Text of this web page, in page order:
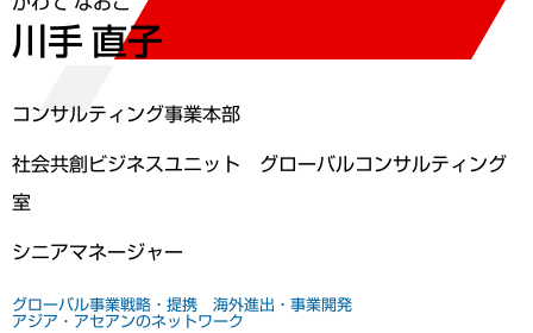
川手 直子
コンサルティング事業本部
社会共創ビジネスユニット グローバルコンサルティング
室
シニアマネージャー
グローバル事業戦略・提携 海外進出・事業開発
アジア・アセアンのネットワーク